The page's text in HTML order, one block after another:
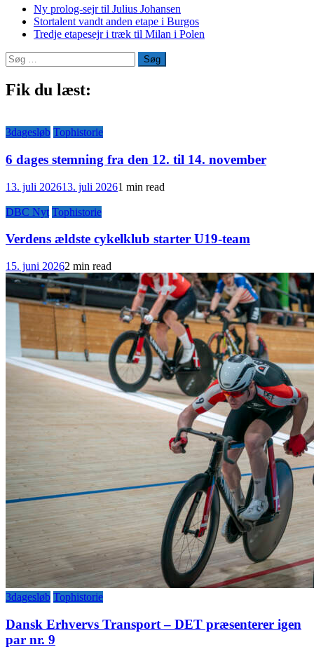
Ny prolog-sejr til Julius Johansen
Stortalent vandt anden etape i Burgos
Tredje etapesejr i træk til Milan i Polen
Søg
efter:
Fik du læst:
3dagesløb Tophistorie
6 dages stemning fra den 12. til 14. november
13. juli 202613. juli 20261 min read
DBC Nyt Tophistorie
Verdens ældste cykelklub starter U19-team
15. juni 20262 min read
3dagesløb Tophistorie
Dansk Erhvervs Transport – DET præsenterer igen
par nr. 9